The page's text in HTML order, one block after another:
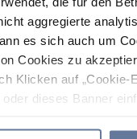
aggregierte
es sich auch um
Cookies zu
Klicken auf „Cookie-
dieses Banner